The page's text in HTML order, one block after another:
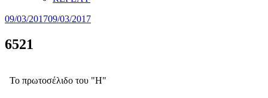
09/03/201709/03/2017
6521
Το πρωτοσέλιδο του "Η"